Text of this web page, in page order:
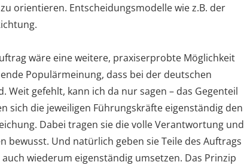
orientieren. Entscheidungsmodelle wie z.B. der
wäre eine weitere, praxiserprobte Möglichkeit
Populärmeinung, dass bei der deutschen
gefehlt, kann ich da nur sagen – das Gegenteil
sich die jeweiligen Führungskräfte eigenständig den
Dabei tragen sie die volle Verantwortung und
Und natürlich geben sie Teile des Auftrags
wiederum eigenständig umsetzen. Das Prinzip